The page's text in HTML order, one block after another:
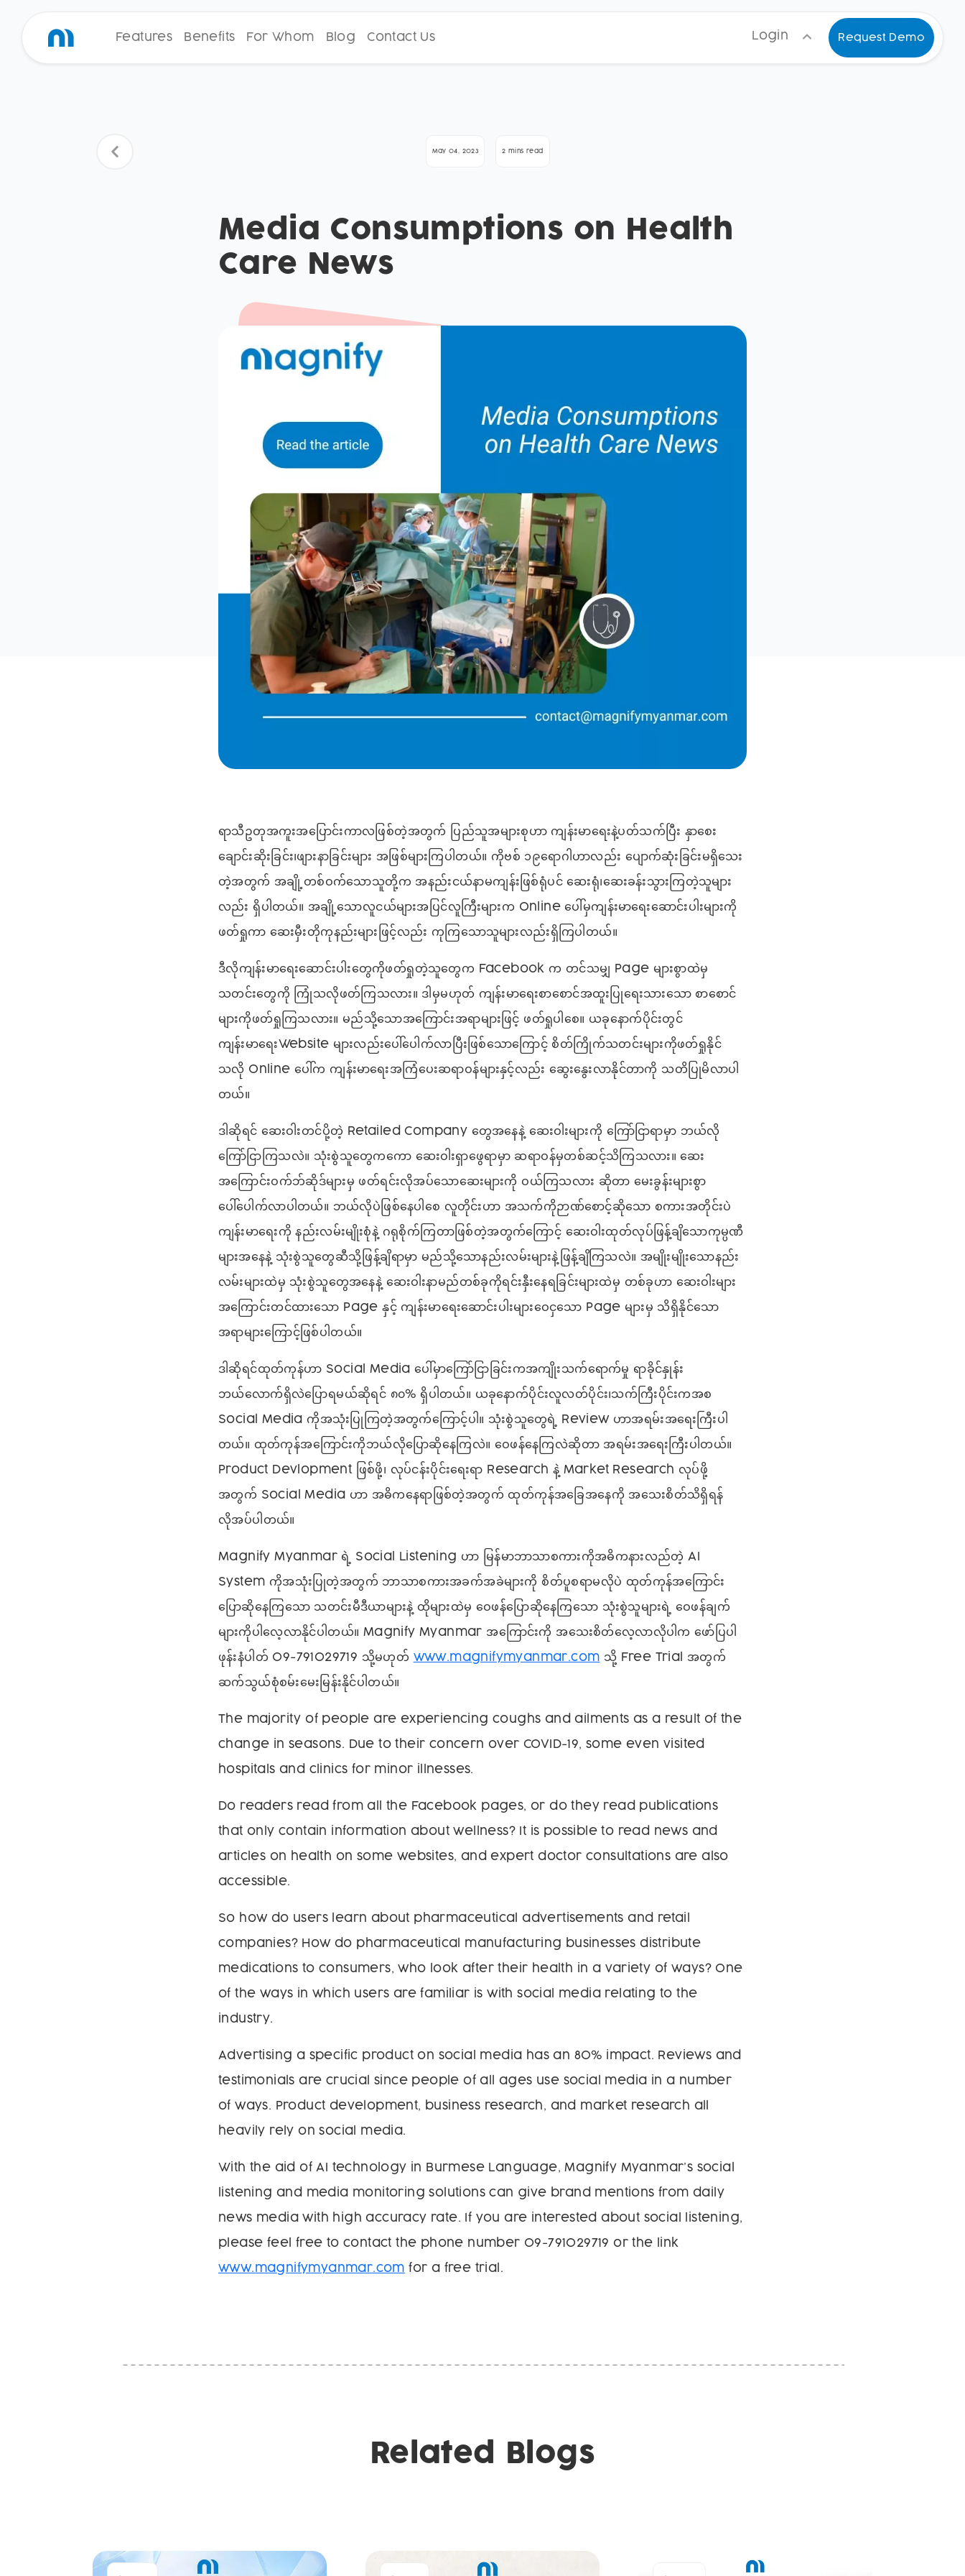
Features Benefits For Whom Blog Contact Us Login Request Demo
May 04, 2023 2 mins read
Media Consumptions on Health
Care News
ရာသီဥတုအကူးအပြောင်းကာလဖြစ်တဲ့အတွက် ပြည်သူအများစုဟာ ကျန်းမာရေးနဲ့ပတ်သက်ပြီး နှာစေး
ချောင်းဆိုးခြင်း၊ဖျားနာခြင်းများ အဖြစ်များကြပါတယ်။ ကိုဗစ် ၁၉ရောဂါဟာလည်း ပျောက်ဆုံးခြင်းမရှိသေး
တဲ့အတွက် အချို့တစ်ဝက်သောသူတို့က အနည်းငယ်နာမကျန်းဖြစ်ရုံပင် ဆေးရုံ၊ဆေးခန်းသွားကြတဲ့သူများ
လည်း ရှိပါတယ်။ အချို့သောလူငယ်များအပြင်လူကြီးများက Online ပေါ်မှကျန်းမာရေးဆောင်းပါးများကို
ဖတ်ရှုကာ ဆေးမှီးတိုကုနည်းများဖြင့်လည်း ကုကြသောသူများလည်းရှိကြပါတယ်။
ဒီလိုကျန်းမာရေးဆောင်းပါးတွေကိုဖတ်ရှုတဲ့သူတွေက Facebook က တင်သမျှ Page များစွာထဲမှ
သတင်းတွေကို ကြုံသလိုဖတ်ကြသလား။ ဒါမှမဟုတ် ကျန်းမာရေးစာစောင်အထူးပြုရေးသားသော စာစောင်
များကိုဖတ်ရှုကြသလား။ မည်သို့သောအကြောင်းအရာများဖြင့် ဖတ်ရှုပါစေ။ ယခုနောက်ပိုင်းတွင်
ကျန်းမာရေးWebsite များလည်းပေါ်ပေါက်လာပြီးဖြစ်သောကြောင့် စိတ်ကြိုက်သတင်းများကိုဖတ်ရှုနိုင်
သလို Online ပေါ်က ကျန်းမာရေးအကြံပေးဆရာဝန်များနှင့်လည်း ဆွေးနွေးလာနိုင်တာကို သတိပြုမိလာပါ
တယ်။
ဒါဆိုရင် ဆေးဝါးတင်ပို့တဲ့ Retailed Company တွေအနေနဲ့ ဆေးဝါးများကို ကြော်ငြာရာမှာ ဘယ်လို
ကြော်ငြာကြသလဲ။ သုံးစွဲသူတွေကကော ဆေးဝါးရှာဖွေရာမှာ ဆရာဝန်မှတစ်ဆင့်သိကြသလား။ ဆေး
အကြောင်းဝက်ဘ်ဆိုဒ်များမှ ဖတ်ရင်းလိုအပ်သောဆေးများကို ဝယ်ကြသလား ဆိုတာ မေးခွန်းများစွာ
ပေါ်ပေါက်လာပါတယ်။ ဘယ်လိုပဲဖြစ်နေပါစေ လူတိုင်းဟာ အသက်ကိုဉာဏ်စောင့်ဆိုသော စကားအတိုင်းပဲ
ကျန်းမာရေးကို နည်းလမ်းမျိုးစုံနဲ့ ဂရုစိုက်ကြတာဖြစ်တဲ့အတွက်ကြောင့် ဆေးဝါးထုတ်လုပ်ဖြန့်ချိသောကုမ္ပဏီ
များအနေနဲ့ သုံးစွဲသူတွေဆီသို့ဖြန့်ချိရာမှာ မည်သို့သောနည်းလမ်းများနဲ့ဖြန့်ချိကြသလဲ။ အမျိုးမျိုးသောနည်း
လမ်းများထဲမှ သုံးစွဲသူတွေအနေနဲ့ ဆေးဝါးနာမည်တစ်ခုကိုရင်းနှီးနေရခြင်းများထဲမှ တစ်ခုဟာ ဆေးဝါးများ
အကြောင်းတင်ထားသော Page နှင့် ကျန်းမာရေးဆောင်းပါးများဝေငှသော Page များမှ သိရှိနိုင်သော
အရာများကြောင့်ဖြစ်ပါတယ်။
ဒါဆိုရင်ထုတ်ကုန်ဟာ Social Media ပေါ်မှာကြော်ငြာခြင်းကအကျိုးသက်ရောက်မှု ရာခိုင်နှုန်း
ဘယ်လောက်ရှိလဲပြောရမယ်ဆိုရင် ၈၀% ရှိပါတယ်။ ယခုနောက်ပိုင်းလူလတ်ပိုင်း၊သက်ကြီးပိုင်းကအစ
Social Media ကိုအသုံးပြုကြတဲ့အတွက်ကြောင့်ပါ။ သုံးစွဲသူတွေရဲ့ Review ဟာအရမ်းအရေးကြီးပါ
တယ်။ ထုတ်ကုန်အကြောင်းကိုဘယ်လိုပြောဆိုနေကြလဲ။ ဝေဖန်နေကြလဲဆိုတာ အရမ်းအရေးကြီးပါတယ်။
Product Devlopment ဖြစ်ဖို့၊ လုပ်ငန်းပိုင်းရေးရာ Research နဲ့ M‌arket Research လုပ်ဖို့
အတွက် Social Media ဟာ အဓိကနေရာဖြစ်တဲ့အတွက် ထုတ်ကုန်အခြေအနေကို အသေးစိတ်သိရှိရန်
လိုအပ်ပါတယ်။
Magnify Myanmar ရဲ့ Social Listening ဟာ မြန်မာဘာသာစကားကိုအဓိကနားလည်တဲ့ AI
System ကိုအသုံးပြုတဲ့အတွက် ဘာသာစကားအခက်အခဲများကို စိတ်ပူစရာမလိုပဲ ထုတ်ကုန်အကြောင်း
ပြောဆိုနေကြသော သတင်းမီဒီယာများနဲ့ ထိုများထဲမှ ဝေဖန်ပြောဆိုနေကြသော သုံးစွဲသူများရဲ့ ဝေဖန်ချက်
များကိုပါလေ့လာနိုင်ပါတယ်။ Magnify Myanmar အကြောင်းကို အသေးစိတ်လေ့လာလိုပါက ဖော်ပြပါ
ဖုန်းနံပါတ် 09-791029719 သို့မဟုတ် www.magnifymyanmar.com သို့ Free Trial အတွက်
ဆက်သွယ်စုံစမ်းမေးမြန်းနိုင်ပါတယ်။
The majority of people are experiencing coughs and ailments as a result of the
change in seasons. Due to their concern over COVID-19, some even visited
hospitals and clinics for minor illnesses.
Do readers read from all the Facebook pages, or do they read publications
that only contain information about wellness? It is possible to read news and
articles on health on some websites, and expert doctor consultations are also
accessible.
So how do users learn about pharmaceutical advertisements and retail
companies? How do pharmaceutical manufacturing businesses distribute
medications to consumers, who look after their health in a variety of ways? One
of the ways in which users are familiar is with social media relating to the
industry.
Advertising a specific product on social media has an 80% impact. Reviews and
testimonials are crucial since people of all ages use social media in a number
of ways. Product development, business research, and market research all
heavily rely on social media.
With the aid of AI technology in Burmese Language, Magnify Myanmar’s social
listening and media monitoring solutions can give brand mentions from daily
news media with high accuracy rate. If you are interested about social listening,
please feel free to contact the phone number 09-791029719 or the link
www.magnifymyanmar.com for a free trial.
Related Blogs